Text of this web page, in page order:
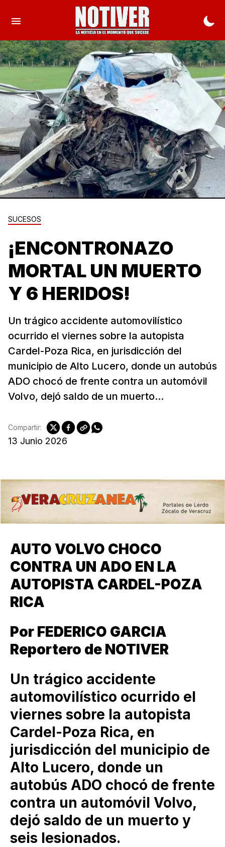
SUCESOS
¡ENCONTRONAZO
MORTAL UN MUERTO
Y 6 HERIDOS!
Un trágico accidente automovilístico
ocurrido el viernes sobre la autopista
Cardel-Poza Rica, en jurisdicción del
municipio de Alto Lucero, donde un autobús
ADO chocó de frente contra un automóvil
Volvo, dejó saldo de un muerto...
13 Junio 2026
Compartir:
AUTO VOLVO CHOCO
CONTRA UN ADO EN LA
AUTOPISTA CARDEL-POZA
RICA
Por FEDERICO GARCIA
Reportero de NOTIVER
Un trágico accidente
automovilístico ocurrido el
viernes sobre la autopista
Cardel-Poza Rica, en
jurisdicción del municipio de
Alto Lucero, donde un
autobús ADO chocó de frente
contra un automóvil Volvo,
dejó saldo de un muerto y
seis lesionados.